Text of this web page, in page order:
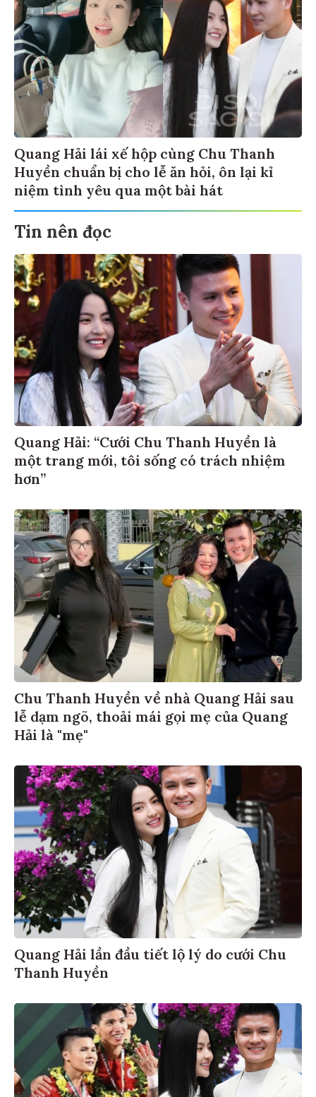
Quang Hải lái xế hộp cùng Chu Thanh
Huyền chuẩn bị cho lễ ăn hỏi, ôn lại kỉ
niệm tình yêu qua một bài hát
Tin nên đọc
Quang Hải: “Cưới Chu Thanh Huyền là
một trang mới, tôi sống có trách nhiệm
hơn”
Chu Thanh Huyền về nhà Quang Hải sau
lễ dạm ngõ, thoải mái gọi mẹ của Quang
Hải là "mẹ"
Quang Hải lần đầu tiết lộ lý do cưới Chu
Thanh Huyền